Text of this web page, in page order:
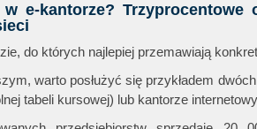
e-kantorze?
do których najlepiej przemawiają
warto posłużyć się przykładem
tabeli kursowej) lub kantorze